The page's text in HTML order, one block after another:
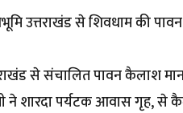
उत्तराखंड से शिवधाम की
से संचालित पावन कैलाश
ने शारदा पर्यटक आवास गृह, से